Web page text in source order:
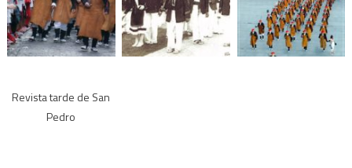
Revista tarde de San
Pedro